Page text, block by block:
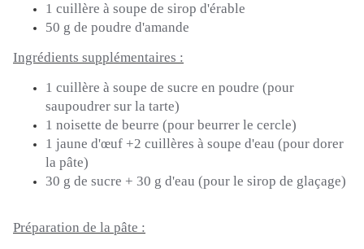
1 cuillère à soupe de sirop d'érable
50 g de poudre d'amande
Ingrédients supplémentaires :
1 cuillère à soupe de sucre en poudre (pour
saupoudrer sur la tarte)
1 noisette de beurre (pour beurrer le cercle)
1 jaune d'œuf +2 cuillères à soupe d'eau (pour dorer
la pâte)
30 g de sucre + 30 g d'eau (pour le sirop de glaçage)
Préparation de la pâte :